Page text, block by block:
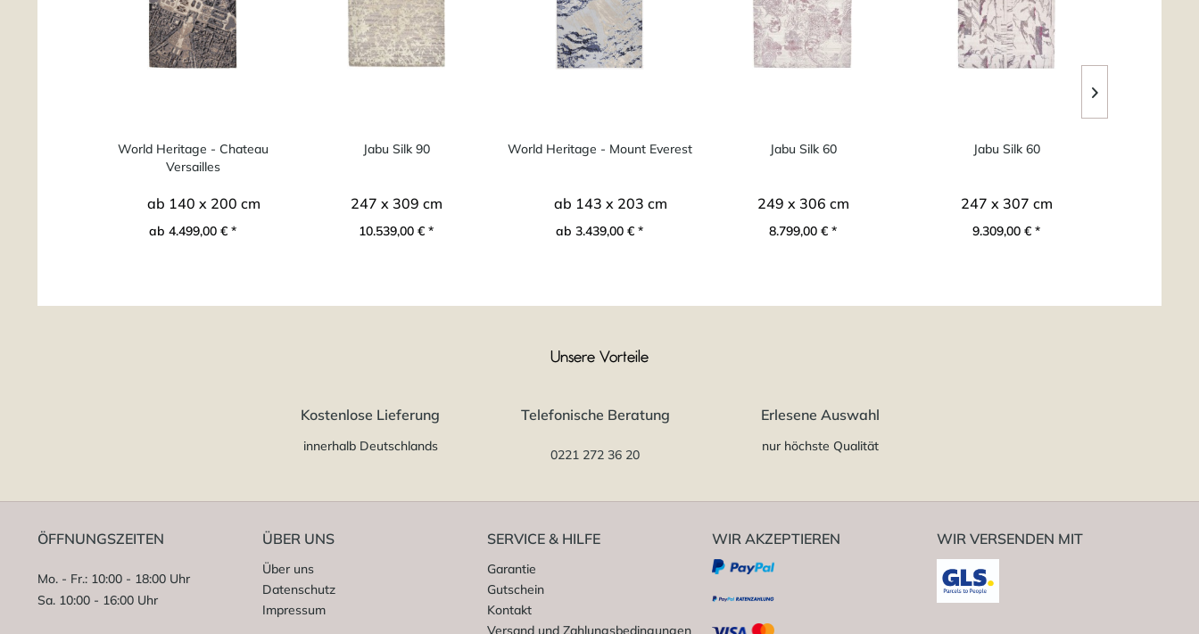
World Heritage - Chateau
Versailles
ab 140 x 200 cm
ab 4.499,00 € *
Jabu Silk 90
247 x 309 cm
10.539,00 € *
World Heritage - Mount Everest
ab 143 x 203 cm
ab 3.439,00 € *
Jabu Silk 60
249 x 306 cm
8.799,00 € *
Jabu Silk 60
247 x 307 cm
9.309,00 € *
Unsere Vorteile
Kostenlose Lieferung
innerhalb Deutschlands
Telefonische Beratung
0221 272 36 20
Erlesene Auswahl
nur höchste Qualität
ÖFFNUNGSZEITEN
Mo. - Fr.: 10:00 - 18:00 Uhr
Sa. 10:00 - 16:00 Uhr
ÜBER UNS
Über uns
Datenschutz
Impressum
SERVICE & HILFE
Garantie
Gutschein
Kontakt
Versand und Zahlungsbedingungen
WIR AKZEPTIEREN WIR VERSENDEN MIT